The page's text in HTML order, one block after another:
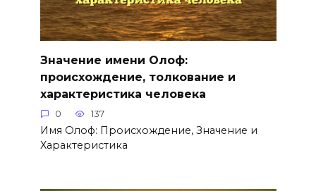
Значение имени Олоф:
происхождение, толкование и
характеристика человека
0 137
Имя Олоф: Происхождение, Значение и
Характеристика